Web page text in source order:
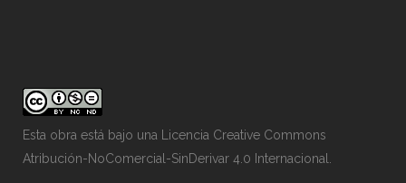
Esta obra está bajo una
Licencia Creative Commons
Atribución-NoComercial-SinDerivar 4.0 Internacional